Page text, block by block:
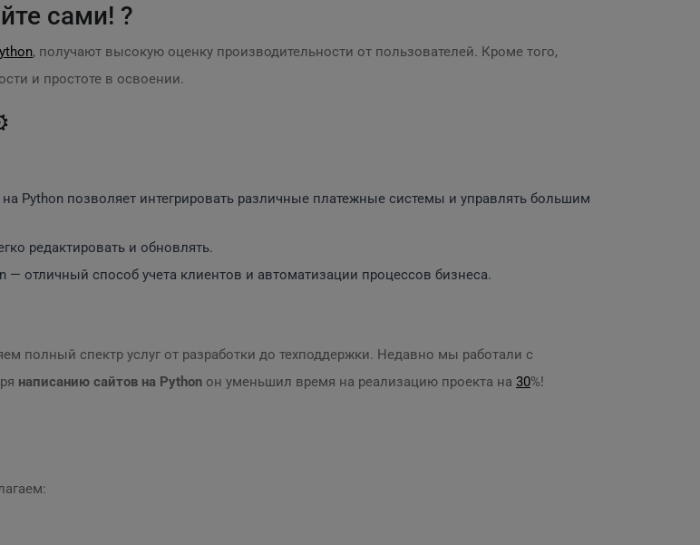
сами! ?
, получают высокую оценку производительности от пользователей. Кроме того,
и простоте в освоении.
на Python позволяет интегрировать различные платежные системы и управлять большим
редактировать и обновлять.
— отличный способ учета клиентов и автоматизации процессов бизнеса.
полный спектр услуг от разработки до техподдержки. Недавно мы работали с
написанию сайтов на Python он уменьшил время на реализацию проекта на 30%!